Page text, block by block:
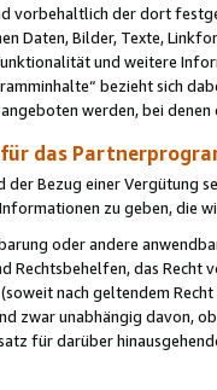
vorbehaltlich der dort
Daten, Bilder, Texte,
und weitere
bezieht sich
werden, bei
das
Bezug einer Vergütung
zu geben, die
oder andere
Rechtsbehelfen, das
nach geltendem
zwar unabhängig davon,
für darüber